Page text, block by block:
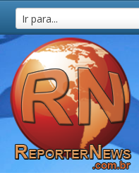
Ir para...